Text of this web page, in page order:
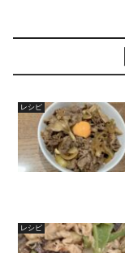
レシピ
レシピ